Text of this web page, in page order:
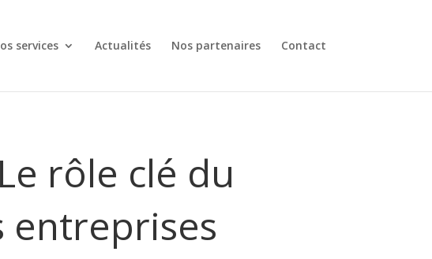
services Actualités Nos partenaires Contact
rôle clé du
entreprises